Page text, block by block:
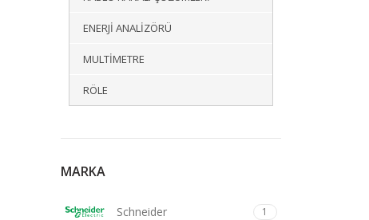
ENERJI ANALIZÖRÜ
MULTIMETRE
RÖLE
MARKA
Schneider 1